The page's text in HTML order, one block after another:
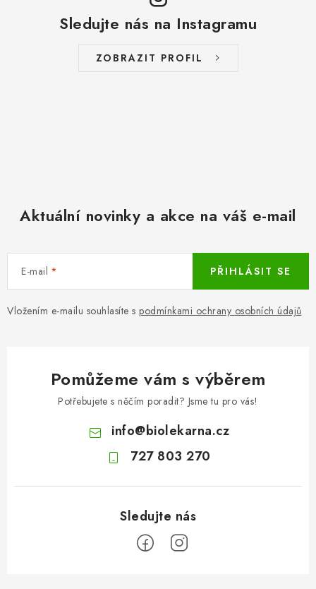
Sledujte nás na Instagramu
ZOBRAZIT PROFIL
Aktuální novinky a akce na váš e-mail
E-mail
Vložením e-mailu souhlasíte s podmínkami ochrany osobních údajů
PŘIHLÁSIT SE
Pomůžeme vám s výběrem
Potřebujete s něčím poradit? Jsme tu pro vás!
info@biolekarna.cz
727 803 270